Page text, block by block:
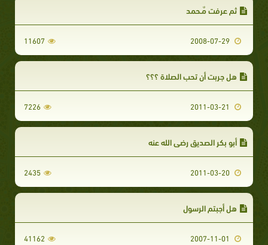
ثم عرفت مٌـحمد
11607
هل جربت أن تحب الصلاة ؟؟؟
7226
أبو بكر الصديق رضي الله عنه
2435
هل أجبتم الرسول
41162